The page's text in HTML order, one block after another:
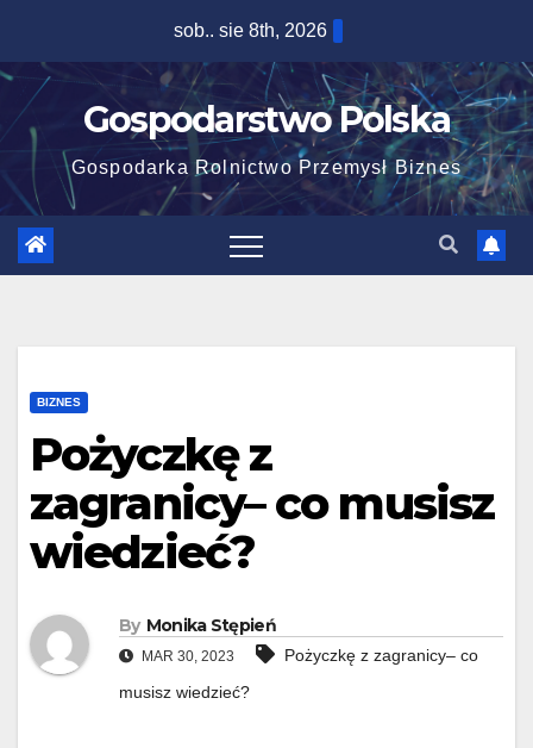
content
sob.. sie 8th, 2026
Gospodarstwo Polska
Gospodarka Rolnictwo Przemysł Biznes
BIZNES
Pożyczkę z
zagranicy– co musisz
wiedzieć?
By Monika Stępień
MAR 30, 2023
Pożyczkę z zagranicy– co
musisz wiedzieć?